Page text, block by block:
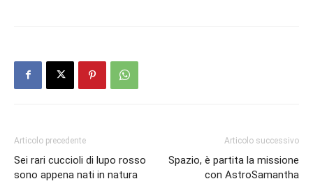
Articolo precedente
Sei rari cuccioli di lupo rosso
sono appena nati in natura
Articolo successivo
Spazio, è partita la missione
con AstroSamantha